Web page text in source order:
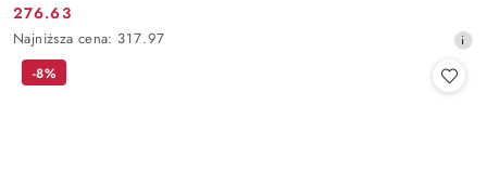
Cena
promocyjna:
276.63
Najniższa
cena
Najniższa cena: 317.97
-8%